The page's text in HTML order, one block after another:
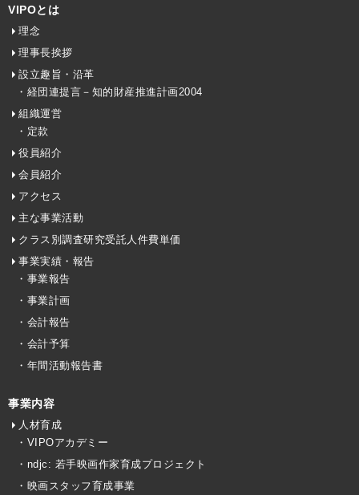
VIPOとは
理念
理事長挨拶
設立趣旨・沿革
・経団連提言－知的財産推進計画2004
組織運営
・定款
役員紹介
会員紹介
アクセス
主な事業活動
クラス別調査研究受託人件費単価
事業実績・報告
・事業報告
・事業計画
・会計報告
・会計予算
・年間活動報告書
事業内容
人材育成
・VIPOアカデミー
・ndjc: 若手映画作家育成プロジェクト
・映画スタッフ育成事業